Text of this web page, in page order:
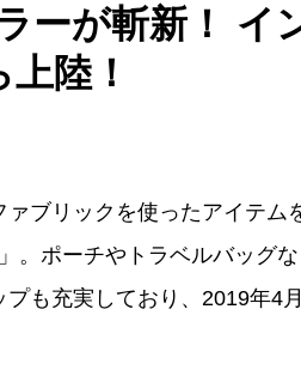
ーが斬新！ イ
陸！
ブリックを使ったアイテム
。ポーチやトラベルバッグ
も充実しており、2019年4